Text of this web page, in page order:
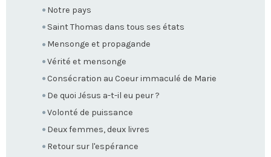
Notre pays
Saint Thomas dans tous ses états
Mensonge et propagande
Vérité et mensonge
Consécration au Coeur immaculé de Marie
De quoi Jésus a-t-il eu peur ?
Volonté de puissance
Deux femmes, deux livres
Retour sur l'espérance